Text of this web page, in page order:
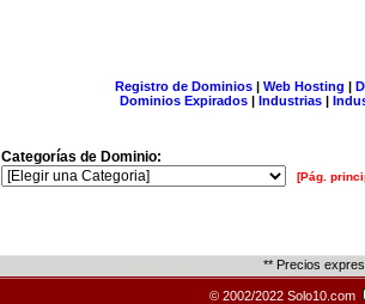
Registro de Dominios| Web Hosting |
Dominios Expirados | Industrias |
Categorías de Dominio:
[Pág.
** Precios
© 2002/2022 Solo10.com